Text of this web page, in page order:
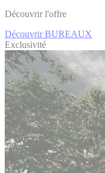
Découvrir l'offre
Découvrir BUREAUX
Exclusivité